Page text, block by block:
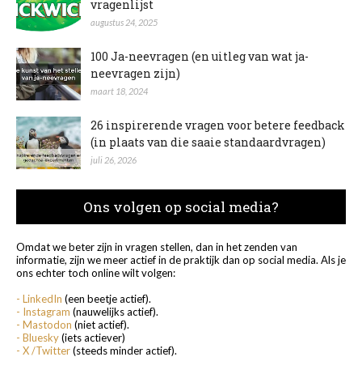
vragenlijst
augustus 24, 2025
100 Ja-neevragen (en uitleg van wat ja-
neevragen zijn)
maart 18, 2024
26 inspirerende vragen voor betere feedback
(in plaats van die saaie standaardvragen)
juli 26, 2026
Ons volgen op social media?
Omdat we beter zijn in vragen stellen, dan in het zenden van
informatie, zijn we meer actief in de praktijk dan op social media. Als je
ons echter toch online wilt volgen:
- LinkedIn (een beetje actief).
- Instagram (nauwelijks actief).
- Mastodon (niet actief).
- Bluesky(iets actiever)
- X /Twitter(steeds minder actief).